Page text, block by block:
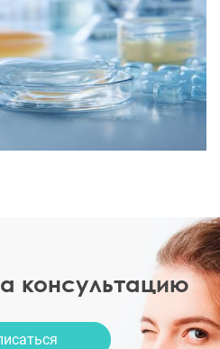
консультацию